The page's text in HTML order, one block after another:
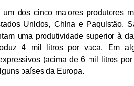
dos cinco maiores produtores
Unidos, China e Paquistão.
uma produtividade superior à
4 mil litros por vaca. Em
(acima de 6 mil litros
países da Europa.